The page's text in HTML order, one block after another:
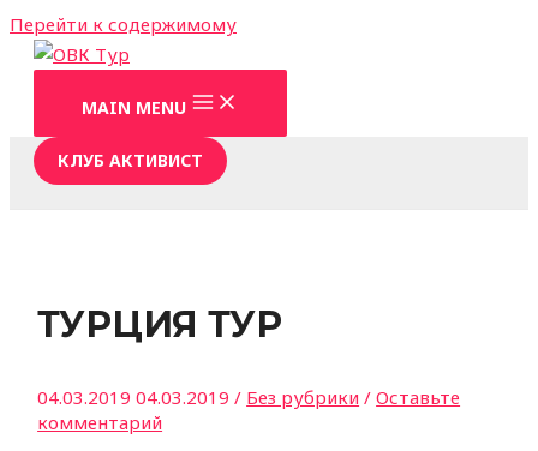
Перейти к содержимому
MAIN MENU
КЛУБ АКТИВИСТ
ТУРЦИЯ ТУР
04.03.2019 04.03.2019 / Без рубрики /Оставьте
комментарий